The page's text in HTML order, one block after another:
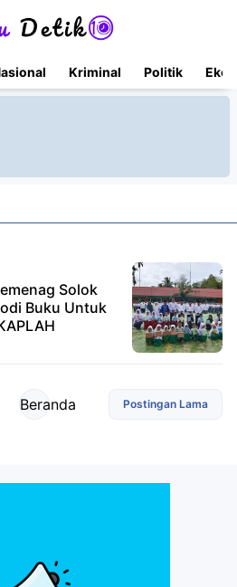
Kriminal Politik
Solok
Aksi BERKAPLAH
Postingan Lama
Beranda